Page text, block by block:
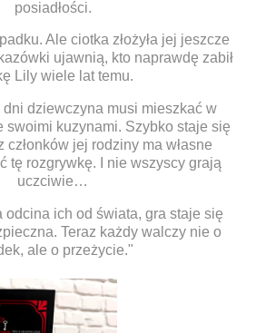
posiadłości.
Ale ciotka złożyła jej jeszcze
ujawnią, kto naprawdę zabił
Lily wiele lat temu.
dni dziewczyna musi mieszkać w
swoimi kuzynami. Szybko staje się
członków jej rodziny ma własne
tę rozgrywkę. I nie wszyscy grają
uczciwie…
odcina ich od świata, gra staje się
Teraz każdy walczy nie o
ale o przeżycie."